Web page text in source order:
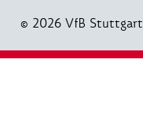
© 2026 VfB Stuttgart